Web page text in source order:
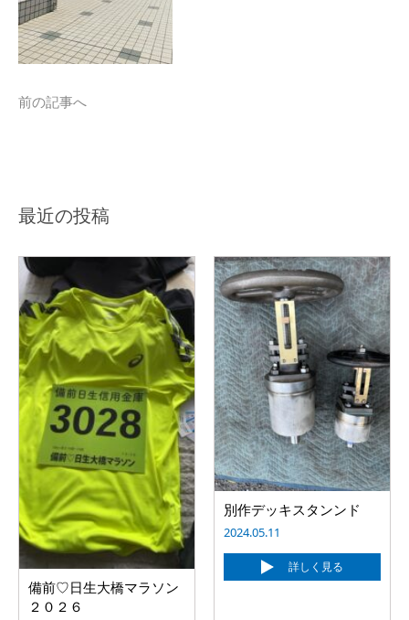
前の記事へ
最近の投稿
備前♡日生大橋マラソン
２０２６
別作デッキスタンンド
2024.05.11
詳しく見る